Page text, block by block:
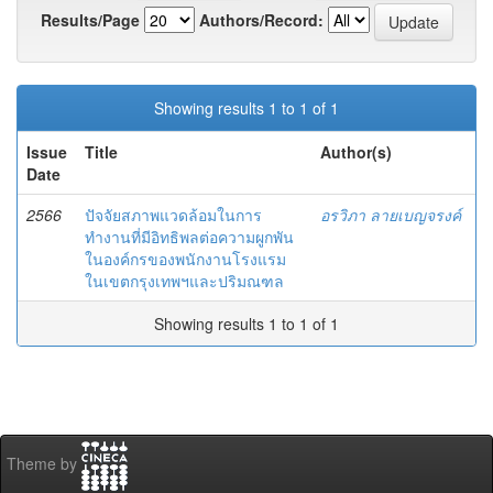
Results/Page
Authors/Record:
Showing results 1 to 1 of 1
Issue
Date
Title Author(s)
2566
ปัจจัยสภาพแวดล้อมในการ
ทำงานที่มีอิทธิพลต่อความผูกพัน
ในองค์กรของพนักงานโรงแรม
ในเขตกรุงเทพฯและปริมณฑล
อรวิภา ลายเบญจรงค์
Showing results 1 to 1 of 1
Theme by